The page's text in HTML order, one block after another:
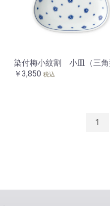
染付梅小紋割 小皿（三角
￥3,850 税込
1